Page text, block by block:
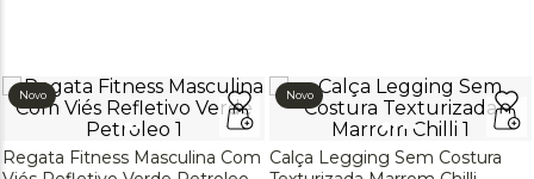
Novo
Regata Fitness Masculina Com
Novo
Calça Legging Sem Costura